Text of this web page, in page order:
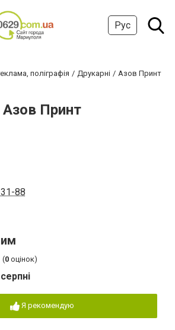
Рус
поліграфія Друкарні Азов Принт
Азов Принт
88
(0 оцінок)
Я рекомендую